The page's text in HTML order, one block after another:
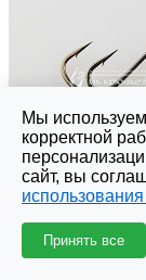
Крючок
Нет в наличии
8.60 руб. /шт
Под заказ
Мы
корректной
сайт, вы
Принять все